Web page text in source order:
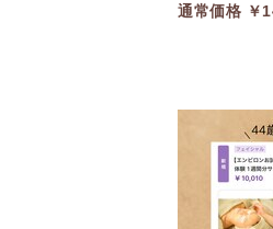
通常価格